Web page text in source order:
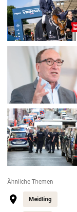
Ähnliche Themen
Meidling